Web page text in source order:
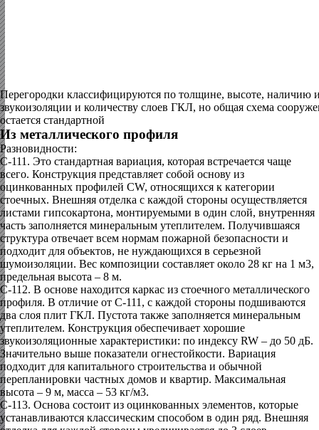
Перегородки классифицируются по толщине, высоте, наличию
звукоизоляции и количеству слоев ГКЛ, но общая схема
остается стандартной
Из металлического профиля
Разновидности:
C-111. Это стандартная вариация, которая встречается чаще
всего. Конструкция представляет собой основу из
оцинкованных профилей CW, относящихся к категории
стоечных. Внешняя отделка с каждой стороны осуществляется
листами гипсокартона, монтируемыми в один слой, внутренняя
часть заполняется минеральным утеплителем. Получившаяся
структура отвечает всем нормам пожарной безопасности и
подходит для объектов, не нуждающихся в серьезной
шумоизоляции. Вес композиции составляет около 28 кг на 1 м3,
предельная высота – 8 м.
С-112. В основе находится каркас из стоечного металлического
профиля. В отличие от С-111, с каждой стороны подшиваются
два слоя плит ГКЛ. Пустота также заполняется минеральным
утеплителем. Конструкция обеспечивает хорошие
звукоизоляционные характеристики: по индексу RW – до 50 дБ.
Значительно выше показатели огнестойкости. Вариация
подходит для капитального строительства и обычной
перепланировки частных домов и квартир. Максимальная
высота – 9 м, масса – 53 кг/м3.
С-113. Основа состоит из оцинкованных элементов, которые
устанавливаются классическим способом в один ряд. Внешняя